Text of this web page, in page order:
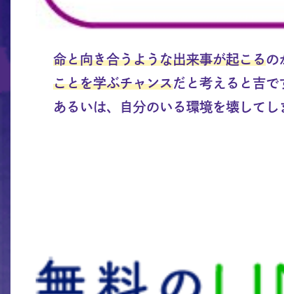
命と向き合うような出来事が起こるの
ことを学ぶチャンスだと考えると吉で
あるいは、自分のいる環境を壊して